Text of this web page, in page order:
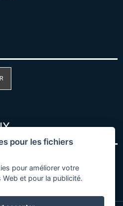
pour les fichiers
pour améliorer votre
et pour la publicité.